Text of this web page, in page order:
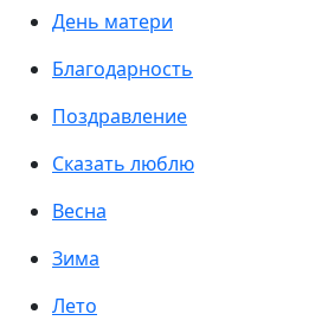
День матери
Благодарность
Поздравление
Сказать люблю
Весна
Зима
Лето